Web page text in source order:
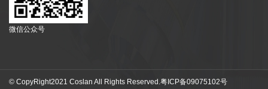
微信公众号
© CopyRight2021 Coslan All Rights Reserved. 粤ICP备09075102号